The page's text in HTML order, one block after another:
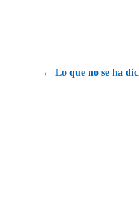
← Lo que no se ha